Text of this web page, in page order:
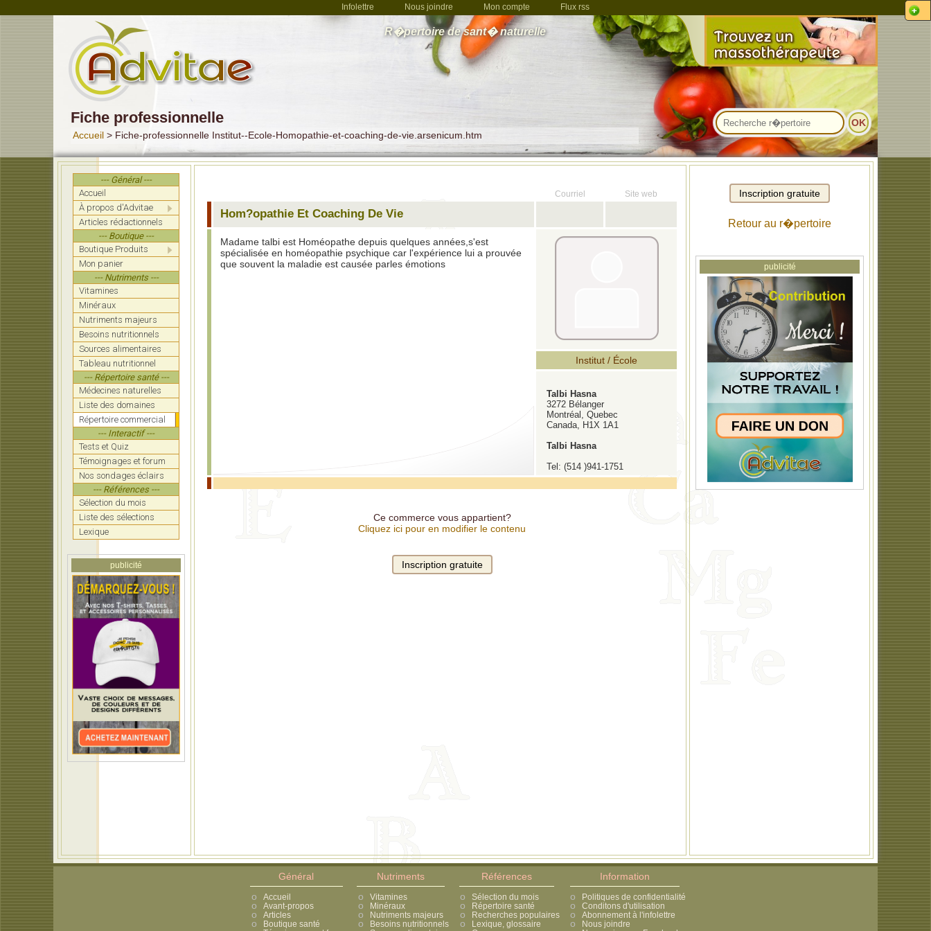
Infolettre Nous joindre Mon compte Flux rss
R�pertoire de sant� naturelle
Fiche professionnelle
Accueil > Fiche-professionnelle Institut--Ecole-Homopathie-et-coaching-de-vie.arsenicum.htm
--- Général ---
Accueil
À propos d'Advitae
Articles rédactionnels
--- Boutique ---
Boutique Produits
Mon panier
--- Nutriments ---
Vitamines
Minéraux
Nutriments majeurs
Besoins nutritionnels
Sources alimentaires
Tableau nutritionnel
--- Répertoire santé ---
Médecines naturelles
Liste des domaines
Répertoire commercial
--- Interactif ---
Tests et Quiz
Témoignages et forum
Nos sondages éclairs
--- Références ---
Sélection du mois
Liste des sélections
Lexique
publicité
Courriel Site web
Hom?opathie Et Coaching De Vie
Madame talbi est Homéopathe depuis quelques années,s'est
spécialisée en homéopathie psychique car l'expérience lui a prouvée
que souvent la maladie est causée parles émotions
Institut / École
Talbi Hasna
3272 Bélanger
Montréal, Quebec
Canada, H1X 1A1
Talbi Hasna
Tel: (514 )941-1751
Ce commerce vous appartient?
Cliquez ici pour en modifier le contenu
Retour au r�pertoire
publicité
Général
Accueil
Avant-propos
Articles
Boutique santé
Nutriments
Vitamines
Minéraux
Nutriments majeurs
Besoins nutritionnels
Références
Sélection du mois
Répertoire santé
Recherches populaires
Lexique, glossaire
Information
Politiques de confidentialité
Conditons d'utilisation
Abonnement à l'infolettre
Nous joindre